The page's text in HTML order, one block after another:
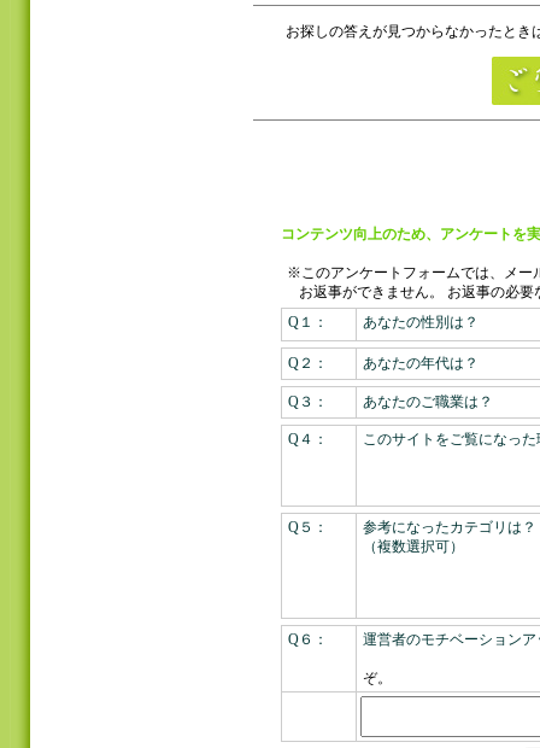
お探しの答えが見つからなかったとき
コンテンツ向上のため、アンケートを
※このアンケートフォームでは、メー
お返事ができません。
お返事の必要
Q１：
あなたの性別は？
Q２： あなたの年代は？
Q３： あなたのご職業は？
Q４： このサイトをご覧になっ
Q５：
参考になったカテゴリは？
（複数選択可）
Q６：
運営者のモチベーション
ぞ。